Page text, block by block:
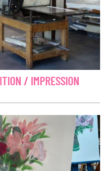
/ IMPRESSION